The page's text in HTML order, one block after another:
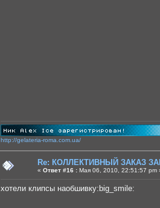
http://gelateria-roma.com.ua/
Re: КОЛЛЕКТИВНЫЙ ЗАКАЗ
« Ответ #16 : Мая 06, 2010, 22:51:57 pm
хотели клипсы наобшивку:big_smile: